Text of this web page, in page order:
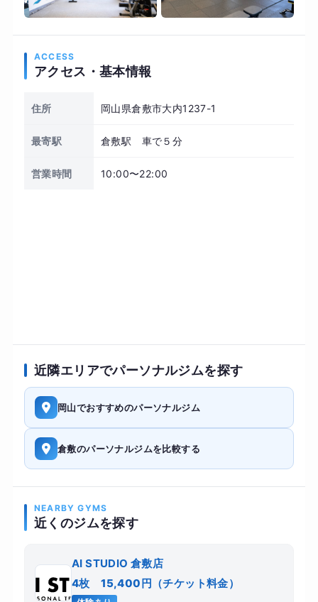
ACCESS
アクセス・基本情報
住所 岡山県倉敷市大内1237-1
最寄駅 倉敷駅 車で５分
営業時間 10:00〜22:00
近隣エリアでパーソナルジムを探す
岡山でおすすめのパーソナルジム
倉敷のパーソナルジムを比較する
NEARBY GYMS
近くのジムを探す
AI STUDIO 倉敷店
4枚 15,400円（チケット料金）